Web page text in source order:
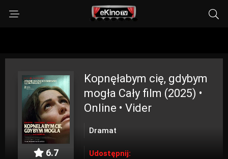
6.7
Kopnęłabym cię, gdybym
mogła Cały film (2025) •
Online • Vider
Dramat
Udostępnij: